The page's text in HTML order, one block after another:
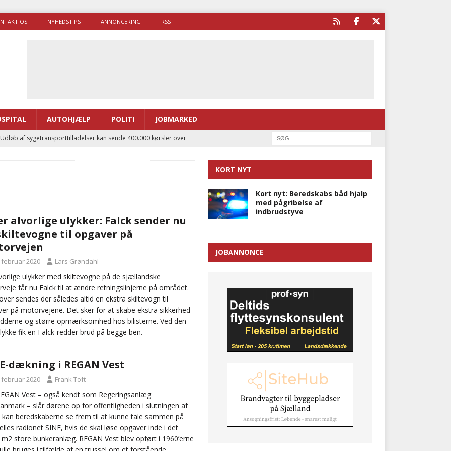
OS NYHEDSTIPS ANNONCERING RSS
AUTOHJÆLP POLITI JOBMARKED
af sygetransporttilladelser kan sende 400.000 kørsler over
brugte lidt længere tid på at komme af sted i 2025
politiuddannelse skal ruste betjentene til mere kompleks
gennemsnitlige responstid steg med 9 sekunder i 2025
alvorlige ulykker: Falck sender nu
til opgaver på
februar 2020 Lars Grøndahl
ulykker med skiltevogne på de sjællandske
får nu Falck til at ændre retningslinjerne på området.
sendes der således altid en ekstra skiltevogn til
på motorvejene. Det sker for at skabe ekstra sikkerhed
og større opmærksomhed hos bilisterne. Ved den
fik en Falck-redder brud på begge ben.
dækning i REGAN Vest
februar 2020 Frank Toft
Vest – også kendt som Regeringsanlæg
– slår dørene op for offentligheden i slutningen af
kan beredskaberne se frem til at kunne tale sammen på
radionet SINE, hvis de skal løse opgaver inde i det
store bunkeranlæg. REGAN Vest blev opført i 1960’erne
KORT NYT
Kort nyt: Beredskabs båd hjalp
med pågribelse af
indbrudstyve
JOBANNONCE